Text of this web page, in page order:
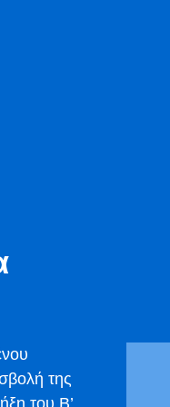
της
του Β’